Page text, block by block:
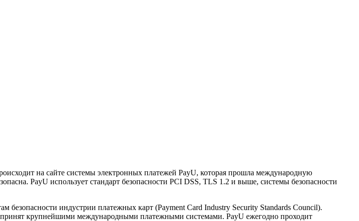
на сайте системы электронных платежей PayU, которая прошла международную
PayU использует стандарт безопасности PCI DSS, TLS 1.2 и выше, системы безопасности
индустрии платежных карт (Payment Card Industry Security Standards Council).
крупнейшими международными платежными системами. PayU ежегодно проходит